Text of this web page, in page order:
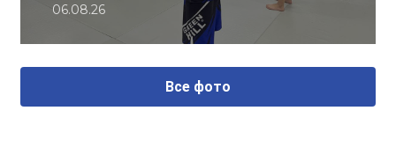
06.08.26
Все фото